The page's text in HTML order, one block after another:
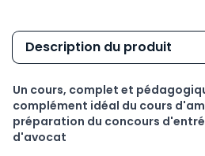
Description du produit
Un cours, complet et
complément idéal du cours
préparation du concours
d'avocat